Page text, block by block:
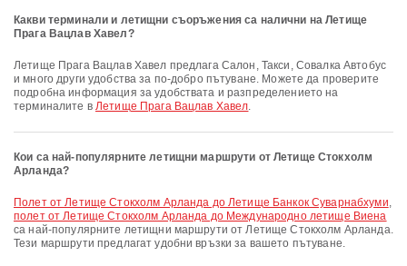
Какви терминали и летищни съоръжения са налични на Летище
Прага Вацлав Хавел?
Летище Прага Вацлав Хавел предлага Салон, Такси, Совалка Автобус
и много други удобства за по-добро пътуване. Можете да проверите
подробна информация за удобствата и разпределението на
терминалите в Летище Прага Вацлав Хавел.
Кои са най-популярните летищни маршрути от Летище Стокхолм
Арланда?
полет от Летище Стокхолм Арланда до Летище Банкок Суварнабхуми,
полет от Летище Стокхолм Арланда до Международно летище Виена
са най-популярните летищни маршрути от Летище Стокхолм Арланда.
Тези маршрути предлагат удобни връзки за вашето пътуване.